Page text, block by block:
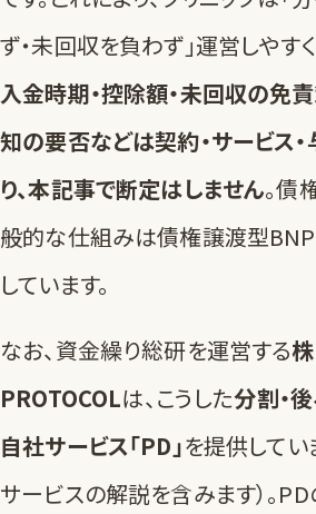
ず・未回収を負わず」運営しやすく
入金時期・控除額・未回収の免
知の要否などは契約・サービス
り、本記事で断定はしません。債
般的な仕組みは債権譲渡型
しています。
なお、資金繰り総研を運営する
PROTOCOLは、こうした分割・
自社サービス「PD」を提供して
サービスの解説を含みます）。